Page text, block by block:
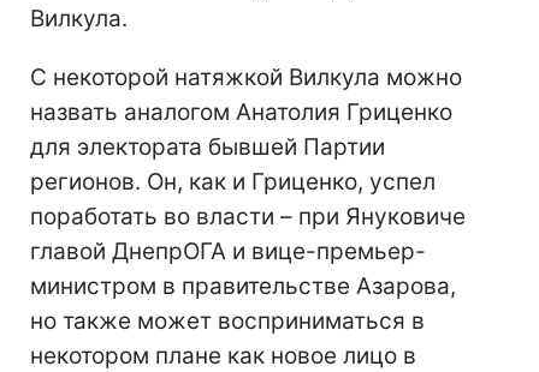
Вилкула.
С некоторой натяжкой Вилкула можно
назвать аналогом Анатолия Гриценко
для электората бывшей Партии
регионов. Он, как и Гриценко, успел
поработать во власти – при Януковиче
главой ДнепрОГА и вице-премьер-
министром в правительстве Азарова,
но также может восприниматься в
некотором плане как новое лицо в